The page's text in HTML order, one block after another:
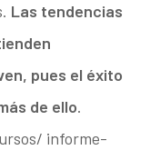
Las tendencias
pues el éxito
de ello.
informe-